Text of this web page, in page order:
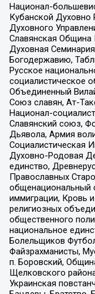
Национал-
Кубанской
Духовного
Славянская
Духовная
Богодержавию,
Русское
социалистическое
Объединенный
Союз славян, Ат-
Национал-
Славянский союз,
Дьявола, Армия
Социалистическая
Духовно-Родовая
единство,
Православных
общенациональный
иммиграции, Кровь
религиозных
общественного
национальное
Болельщиков
Файзрахманисты,
п. Боровский,
Щелковского
Украинская